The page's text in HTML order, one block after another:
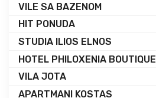
VILE SA BAZENOM
HIT PONUDA
STUDIA ILIOS ELNOS
HOTEL PHILOXENIA BOUTIQUE
VILA JOTA
APARTMANI KOSTAS